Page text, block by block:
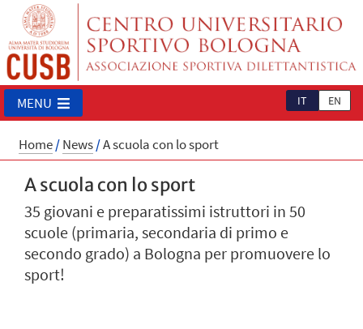
IT EN
MENU
Home/News/A scuola con lo sport
A scuola con lo sport
35 giovani e preparatissimi istruttori in 50
scuole (primaria, secondaria di primo e
secondo grado) a Bologna per promuovere lo
sport!